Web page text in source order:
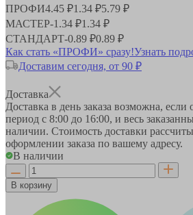
ПРОФИ4.45 ₽1.34 ₽5.79 ₽
МАСТЕР-1.34 ₽1.34 ₽
СТАНДАРТ-0.89 ₽0.89 ₽
Как стать «ПРОФИ» сразу!Узнать
Доставим сегодня, от 90 ₽
Доставка
Доставка в день заказа возможна,
период с 8:00 до 16:00, и весь
наличии. Стоимость доставки
оформлении заказа по вашему адресу.
В наличии
В корзину